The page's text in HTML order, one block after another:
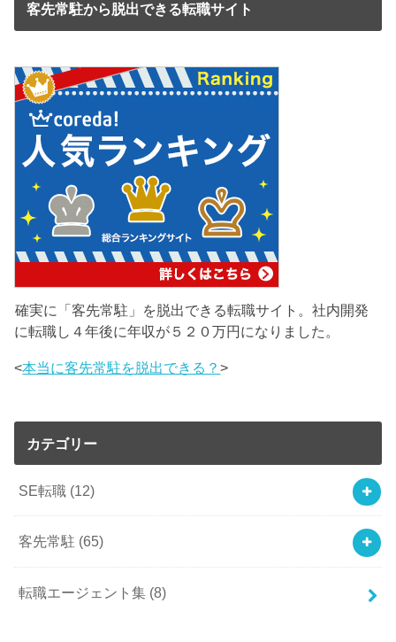
客先常駐から脱出できる転職サイト
確実に「客先常駐」を脱出できる転職サイト。社内開発
に転職し４年後に年収が５２０万円になりました。
<本当に客先常駐を脱出できる？>
カテゴリー
SE転職 (12)
客先常駐 (65)
転職エージェント集 (8)